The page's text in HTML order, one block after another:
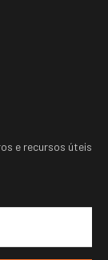
e recursos úteis